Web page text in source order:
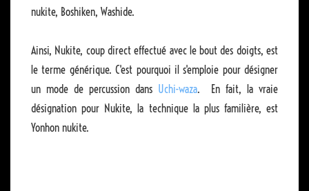
nukite, Boshiken, Washide.
Ainsi, Nukite, coup direct effectué avec le bout des doigts, est
le terme générique. C'est pourquoi il s'emploie pour désigner
un mode de percussion dans Uchi-waza. En fait, la vraie
désignation pour Nukite, la technique la plus familière, est
Yonhon nukite.